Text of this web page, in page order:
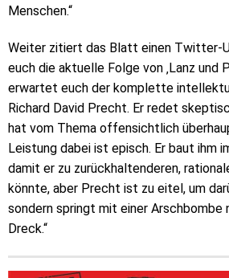
Menschen.“
Weiter zitiert das Blatt einen Twitter-
euch die aktuelle Folge von ‚Lanz und
erwartet euch der komplette
Richard David Precht. Er redet
hat vom Thema offensichtlich
Leistung dabei ist episch. Er baut ihm
damit er zu zurückhaltenderen,
könnte, aber Precht ist zu eitel, um
sondern springt mit einer Arschbombe
Dreck.“